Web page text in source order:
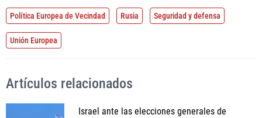
Política Europea de Vecindad Rusia Seguridad y defensa
Unión Europea
Artículos relacionados
Israel ante las elecciones generales de